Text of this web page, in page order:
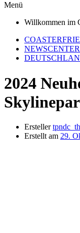
Menü
Willkommen im
2024
Ersteller
Erstellt am 29.